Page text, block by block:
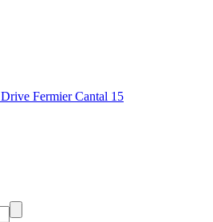
Drive Fermier Cantal 15